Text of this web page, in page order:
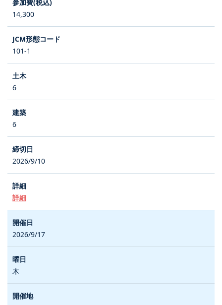
14,300
101-1
6
6
2026/9/10
詳細
2026/9/17
木